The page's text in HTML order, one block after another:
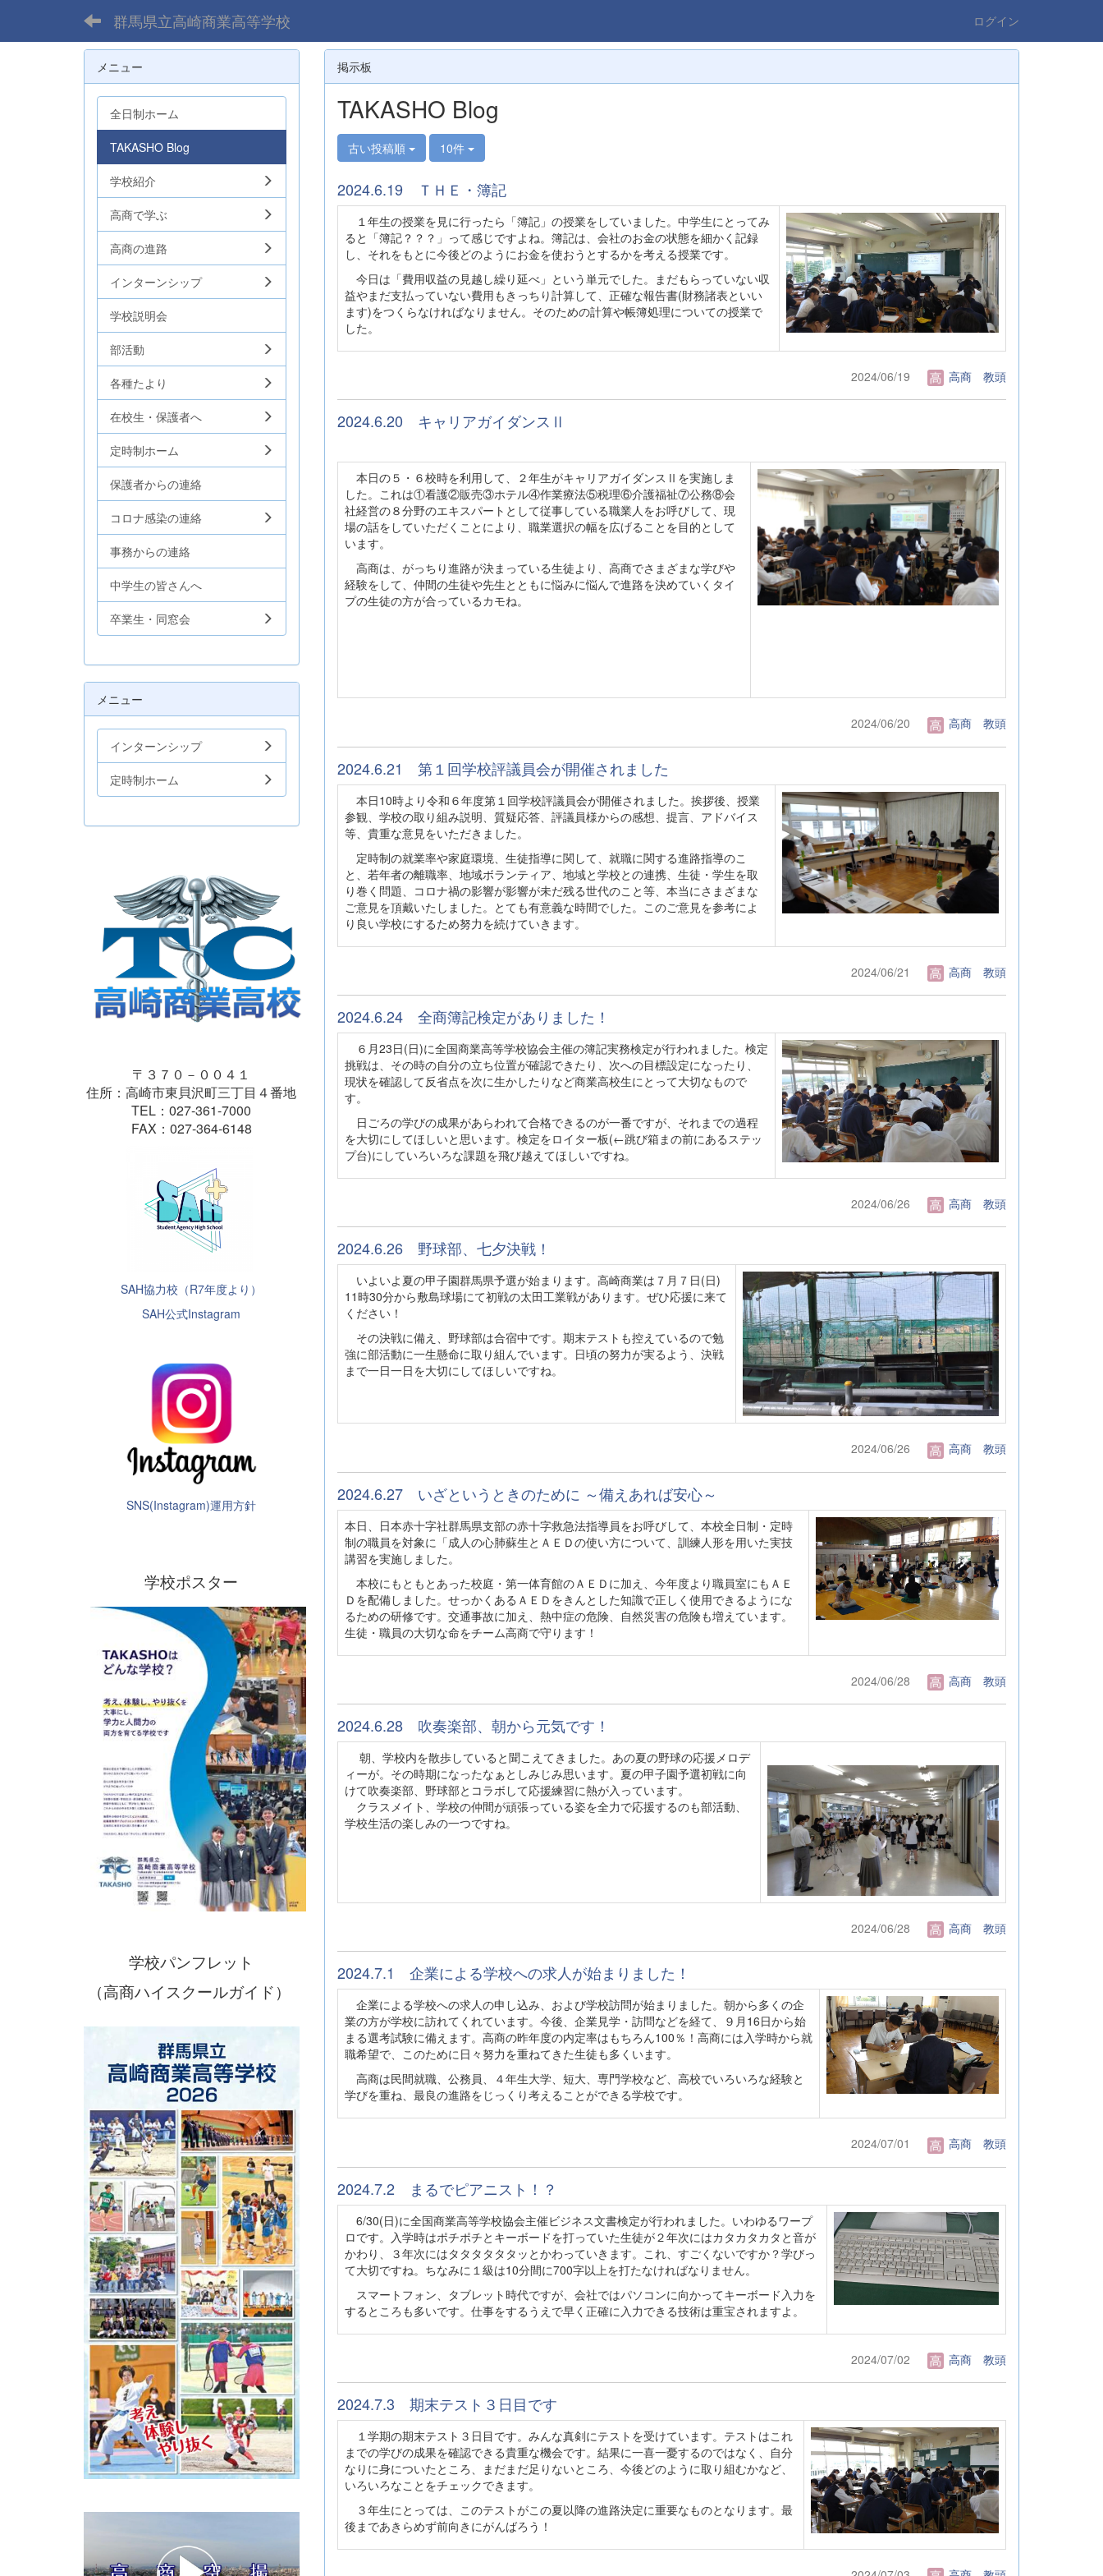
群馬県立高崎商業高等学校 ログイン
掲示板
TAKASHO Blog
古い投稿順 10件
2024.6.19 ＴＨＥ・簿記
１年生の授業を見に行ったら「簿記」の授業をしていました。中学生にとってみ
ると「簿記？？？」って感じですよね。簿記は、会社のお金の状態を細かく記録
し、それをもとに今後どのようにお金を使おうとするかを考える授業です。
今日は「費用収益の見越し繰り延べ」という単元でした。まだもらっていない収
益やまだ支払っていない費用もきっちり計算して、正確な報告書(財務諸表といい
ます)をつくらなければなりません。そのための計算や帳簿処理についての授業で
した。
2024/06/19 高商 教頭
2024.6.20 キャリアガイダンスⅡ
本日の５・６校時を利用して、２年生がキャリアガイダンスⅡを実施しま
した。これは①看護②販売③ホテル④作業療法⑤税理⑥介護福祉⑦公務⑧会
社経営の８分野のエキスパートとして従事している職業人をお呼びして、現
場の話をしていただくことにより、職業選択の幅を広げることを目的として
います。
高商は、がっちり進路が決まっている生徒より、高商でさまざまな学びや
経験をして、仲間の生徒や先生とともに悩みに悩んで進路を決めていくタイ
プの生徒の方が合っているカモね。
2024/06/20 高商 教頭
2024.6.21 第１回学校評議員会が開催されました
本日10時より令和６年度第１回学校評議員会が開催されました。挨拶後、授業
参観、学校の取り組み説明、質疑応答、評議員様からの感想、提言、アドバイス
等、貴重な意見をいただきました。
定時制の就業率や家庭環境、生徒指導に関して、就職に関する進路指導のこ
と、若年者の離職率、地域ボランティア、地域と学校との連携、生徒・学生を取
り巻く問題、コロナ禍の影響が影響が未だ残る世代のこと等、本当にさまざまな
ご意見を頂戴いたしました。とても有意義な時間でした。このご意見を参考によ
り良い学校にするため努力を続けていきます。
2024/06/21 高商 教頭
2024.6.24 全商簿記検定がありました！
６月23日(日)に全国商業高等学校協会主催の簿記実務検定が行われました。検定
挑戦は、その時の自分の立ち位置が確認できたり、次への目標設定になったり、
現状を確認して反省点を次に生かしたりなど商業高校生にとって大切なもので
す。
日ごろの学びの成果があらわれて合格できるのが一番ですが、それまでの過程
を大切にしてほしいと思います。検定をロイター板(←跳び箱まの前にあるステッ
プ台)にしていろいろな課題を飛び越えてほしいですね。
2024/06/26 高商 教頭
2024.6.26 野球部、七夕決戦！
いよいよ夏の甲子園群馬県予選が始まります。高崎商業は７月７日(日)
11時30分から敷島球場にて初戦の太田工業戦があります。ぜひ応援に来て
ください！
その決戦に備え、野球部は合宿中です。期末テストも控えているので勉
強に部活動に一生懸命に取り組んでいます。日頃の努力が実るよう、決戦
まで一日一日を大切にしてほしいですね。
2024/06/26 高商 教頭
2024.6.27 いざというときのために ～備えあれば安心～
本日、日本赤十字社群馬県支部の赤十字救急法指導員をお呼びして、本校全日制・定時
制の職員を対象に「成人の心肺蘇生とＡＥＤの使い方について、訓練人形を用いた実技
講習を実施しました。
本校にもともとあった校庭・第一体育館のＡＥＤに加え、今年度より職員室にもＡＥ
Ｄを配備しました。せっかくあるＡＥＤをきんとした知識で正しく使用できるようにな
るための研修です。交通事故に加え、熱中症の危険、自然災害の危険も増えています。
生徒・職員の大切な命をチーム高商で守ります！
2024/06/28 高商 教頭
2024.6.28 吹奏楽部、朝から元気です！
朝、学校内を散歩していると聞こえてきました。あの夏の野球の応援メロデ
ィーが。その時期になったなぁとしみじみ思います。夏の甲子園予選初戦に向
けて吹奏楽部、野球部とコラボして応援練習に熱が入っています。
クラスメイト、学校の仲間が頑張っている姿を全力で応援するのも部活動、
学校生活の楽しみの一つですね。
2024/06/28 高商 教頭
2024.7.1 企業による学校への求人が始まりました！
企業による学校への求人の申し込み、および学校訪問が始まりました。朝から多くの企
業の方が学校に訪れてくれています。今後、企業見学・訪問などを経て、９月16日から始
まる選考試験に備えます。高商の昨年度の内定率はもちろん100％！高商には入学時から就
職希望で、このために日々努力を重ねてきた生徒も多くいます。
高商は民間就職、公務員、４年生大学、短大、専門学校など、高校でいろいろな経験と
学びを重ね、最良の進路をじっくり考えることができる学校です。
2024/07/01 高商 教頭
2024.7.2 まるでピアニスト！？
6/30(日)に全国商業高等学校協会主催ビジネス文書検定が行われました。いわゆるワープ
ロです。入学時はポチポチとキーボードを打っていた生徒が２年次にはカタカタカタと音が
かわり、３年次にはタタタタタタッとかわっていきます。これ、すごくないですか？学びっ
て大切ですね。ちなみに１級は10分間に700字以上を打たなければなりません。
スマートフォン、タブレット時代ですが、会社ではパソコンに向かってキーボード入力を
するところも多いです。仕事をするうえで早く正確に入力できる技術は重宝されますよ。
2024/07/02 高商 教頭
2024.7.3 期末テスト３日目です
１学期の期末テスト３日目です。みんな真剣にテストを受けています。テストはこれ
までの学びの成果を確認できる貴重な機会です。結果に一喜一憂するのではなく、自分
なりに身についたところ、まだまだ足りないところ、今後どのように取り組むかなど、
いろいろなことをチェックできます。
３年生にとっては、このテストがこの夏以降の進路決定に重要なものとなります。最
後まであきらめず前向きにがんばろう！
メニュー
全日制ホーム
TAKASHO Blog
学校紹介
高商で学ぶ
高商の進路
インターンシップ
学校説明会
部活動
各種たより
在校生・保護者へ
定時制ホーム
保護者からの連絡
コロナ感染の連絡
事務からの連絡
中学生の皆さんへ
卒業生・同窓会
メニュー
インターンシップ
定時制ホーム
〒３７０－００４１
住所：高崎市東貝沢町三丁目４番地
TEL：027-361-7000
FAX：027-364-6148
SAH協力校（R7年度より）
SAH公式Instagram
SNS(Instagram)運用方針
学校ポスター
学校パンフレット
（高商ハイスクールガイド）